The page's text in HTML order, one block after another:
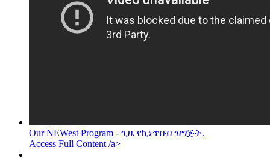
Our NEWest Program - ጊዜ የኪነጥበብ ዝግጅት.
Access Full Content /a>